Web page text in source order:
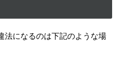
法になるのは下記のような場